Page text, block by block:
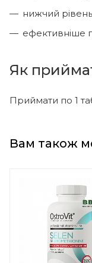
нижчий
ефективніше
Як
Приймати по 1
Вам також